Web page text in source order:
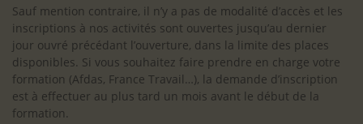
Sauf mention contraire, il n’y a pas de modalité d’accès et les
inscriptions à nos activités sont ouvertes jusqu’au dernier
jour ouvré précédant l’ouverture, dans la limite des places
disponibles. Si vous souhaitez faire prendre en charge votre
formation (Afdas, France Travail…), la demande d’inscription
est à effectuer au plus tard un mois avant le début de la
formation.